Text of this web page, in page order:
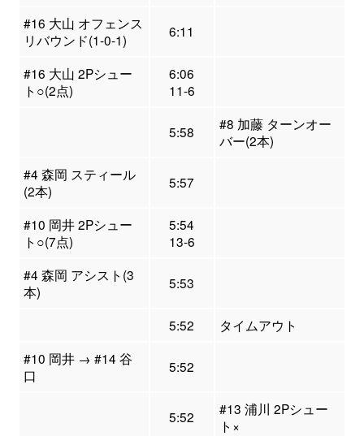
#16 大山 オフェンス
リバウンド(1-0-1)
6:11
#16 大山 2Pシュー
ト○(2点)
6:06
11-6
5:58
#8 加藤 ターンオー
バー(2本)
#4 森岡 スティール
(2本)
5:57
#10 岡井 2Pシュー
ト○(7点)
5:54
13-6
#4 森岡 アシスト(3
本)
5:53
5:52
タイムアウト
#10 岡井 → #14 谷
口
5:52
5:52
#13 浦川 2Pシュー
ト×